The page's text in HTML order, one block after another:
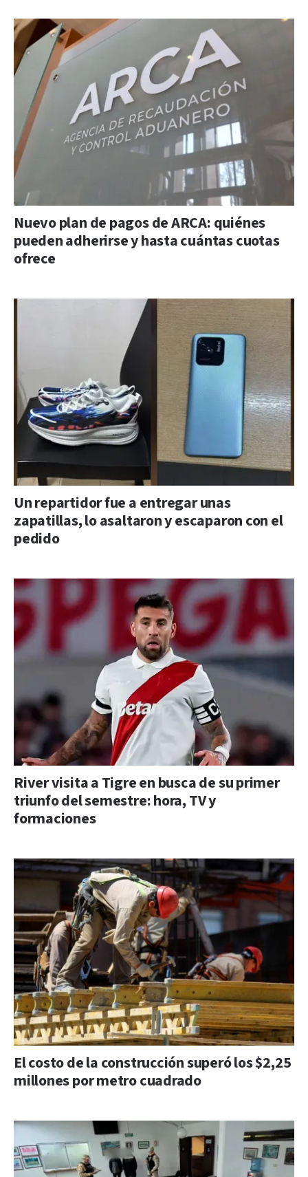
Nuevo plan de pagos de ARCA: quiénes
pueden adherirse y hasta cuántas cuotas
ofrece
Un repartidor fue a entregar unas
zapatillas, lo asaltaron y escaparon con el
pedido
River visita a Tigre en busca de su primer
triunfo del semestre: hora, TV y
formaciones
El costo de la construcción superó los $2,25
millones por metro cuadrado